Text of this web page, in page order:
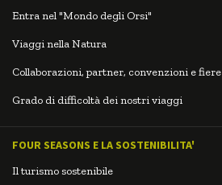
Entra nel "Mondo degli Orsi"
Viaggi nella Natura
Collaborazioni, partner, convenzioni e fiere
Grado di difficoltà dei nostri viaggi
FOUR SEASONS E LA SOSTENIBILITA'
Il turismo sostenibile